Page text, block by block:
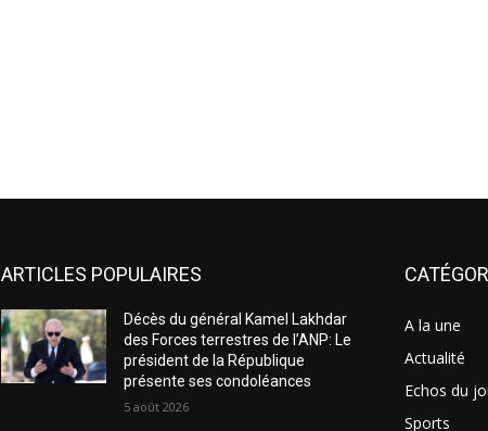
ARTICLES POPULAIRES
Décès du général Kamel Lakhdar
des Forces terrestres de l’ANP: Le
président de la République
présente ses condoléances
5 août 2026
A la une
Actualité
Echos du
Sports